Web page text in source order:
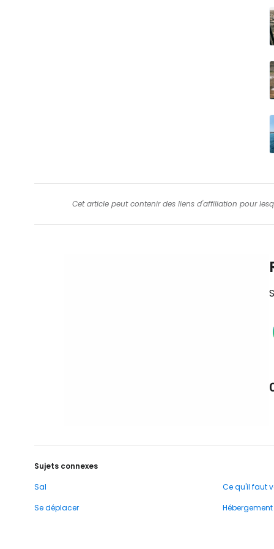
Cet article peut contenir des liens d'affiliation pour
Sujets connexes
Sal
Ce qu'il faut
Se déplacer
Hébergement